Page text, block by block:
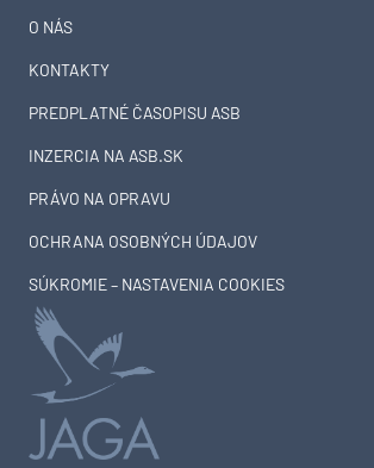
O NÁS
KONTAKTY
PREDPLATNÉ ČASOPISU ASB
INZERCIA NA ASB.SK
PRÁVO NA OPRAVU
OCHRANA OSOBNÝCH ÚDAJOV
SÚKROMIE – NASTAVENIA COOKIES